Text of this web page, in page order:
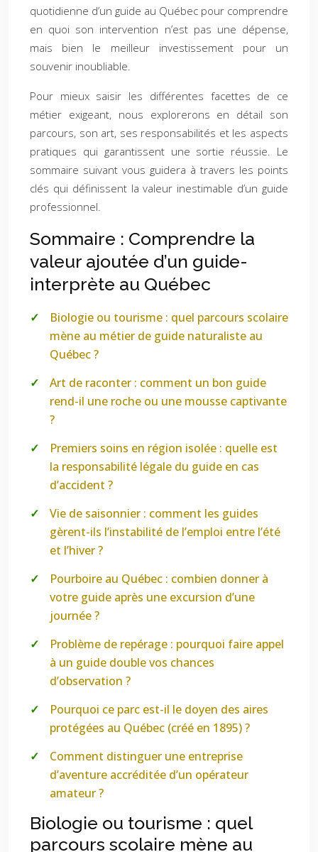
quotidienne d’un guide au Québec pour comprendre
en quoi son intervention n’est pas une dépense,
mais bien le meilleur investissement pour un
souvenir inoubliable.
Pour mieux saisir les différentes facettes de ce
métier exigeant, nous explorerons en détail son
parcours, son art, ses responsabilités et les aspects
pratiques qui garantissent une sortie réussie. Le
sommaire suivant vous guidera à travers les points
clés qui définissent la valeur inestimable d’un guide
professionnel.
Sommaire : Comprendre la
valeur ajoutée d’un guide-
interprète au Québec
Biologie ou tourisme : quel parcours scolaire
mène au métier de guide naturaliste au
Québec ?
Art de raconter : comment un bon guide
rend-il une roche ou une mousse captivante
?
Premiers soins en région isolée : quelle est
la responsabilité légale du guide en cas
d’accident ?
Vie de saisonnier : comment les guides
gèrent-ils l’instabilité de l’emploi entre l’été
et l’hiver ?
Pourboire au Québec : combien donner à
votre guide après une excursion d’une
journée ?
Problème de repérage : pourquoi faire appel
à un guide double vos chances
d’observation ?
Pourquoi ce parc est-il le doyen des aires
protégées au Québec (créé en 1895) ?
Comment distinguer une entreprise
d’aventure accréditée d’un opérateur
amateur ?
Biologie ou tourisme : quel
parcours scolaire mène au